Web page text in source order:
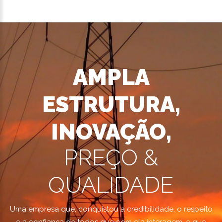
AMPLA
ESTRUTURA,
INOVAÇÃO,
PREÇO &
QUALIDADE
Uma empresa que, conquistou a credibilidade, o respeito